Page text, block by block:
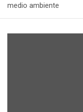
medio ambiente